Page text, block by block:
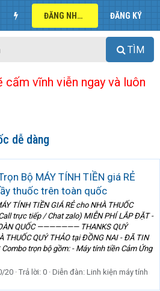
ĐĂNG NHẬP ĐĂNG KÝ
TÌM
vĩnh viễn ngay và luôn
dễ dàng
Bộ MÁY TÍNH TIỀN giá RẺ
thuốc trên toàn quốc
TÍNH TIỀN GIÁ RẺ cho NHÀ THUỐC
trực tiếp / Chat zalo) MIỄN PHÍ LẮP ĐẶT -
QUỐC ——————— THANKS QUÝ
THUỐC QUÝ THẢO tại ĐỒNG NAI - ĐÃ TIN
Combo trọn bộ gồm: - Máy tính tiền Cảm Ứng
20 Trả lời: 0 Diễn đàn: Linh kiện máy tính